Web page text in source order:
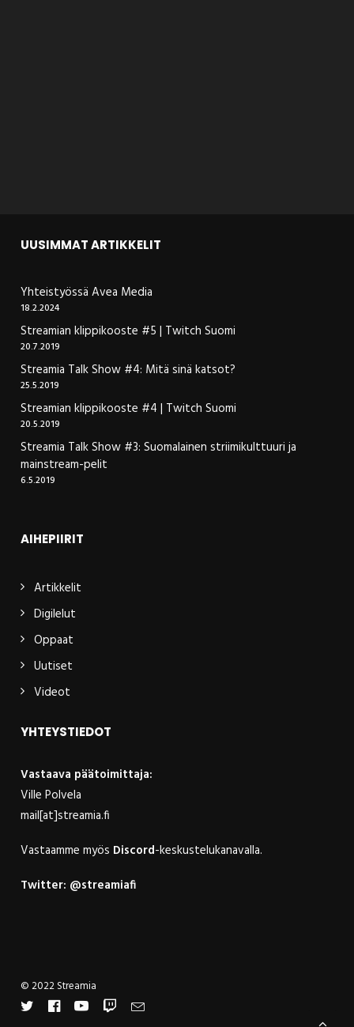
UUSIMMAT ARTIKKELIT
Yhteistyössä Avea Media
18.2.2024
Streamian klippikooste #5 | Twitch Suomi
20.7.2019
Streamia Talk Show #4: Mitä sinä katsot?
25.5.2019
Streamian klippikooste #4 | Twitch Suomi
20.5.2019
Streamia Talk Show #3: Suomalainen striimikulttuuri ja
mainstream-pelit
6.5.2019
AIHEPIIRIT
Artikkelit
Digilelut
Oppaat
Uutiset
Videot
YHTEYSTIEDOT
Vastaava päätoimittaja:
Ville Polvela
mail[at]streamia.fi
Vastaamme myös Discord-keskustelukanavalla.
Twitter: @streamiafi
© 2022 Streamia